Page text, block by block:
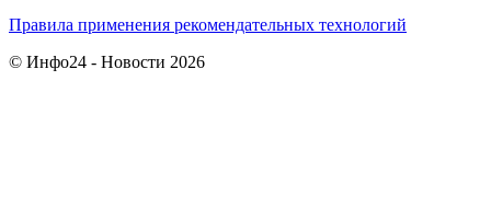
Правила применения рекомендательных технологий
© Инфо24 - Новости 2026